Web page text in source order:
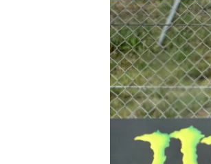
NASCAR CUP